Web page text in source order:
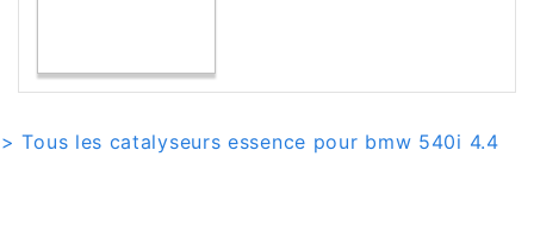
> Tous les catalyseurs essence pour bmw 540i 4.4